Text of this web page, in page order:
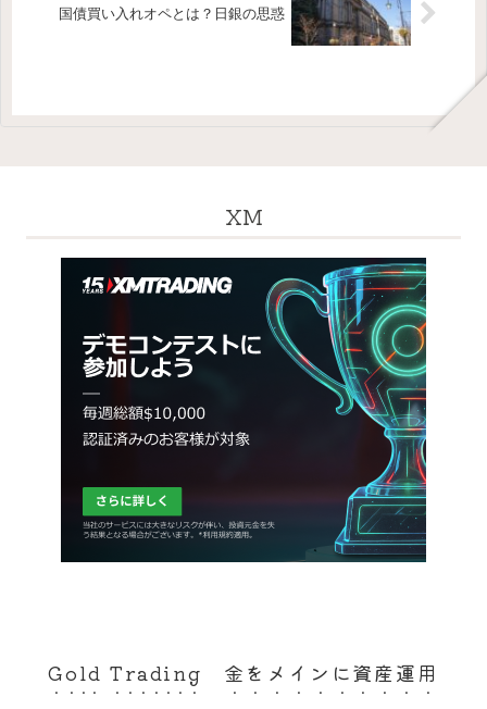
国債買い入れオペとは？日銀の思惑
XM
Gold Trading 金をメインに資産運用